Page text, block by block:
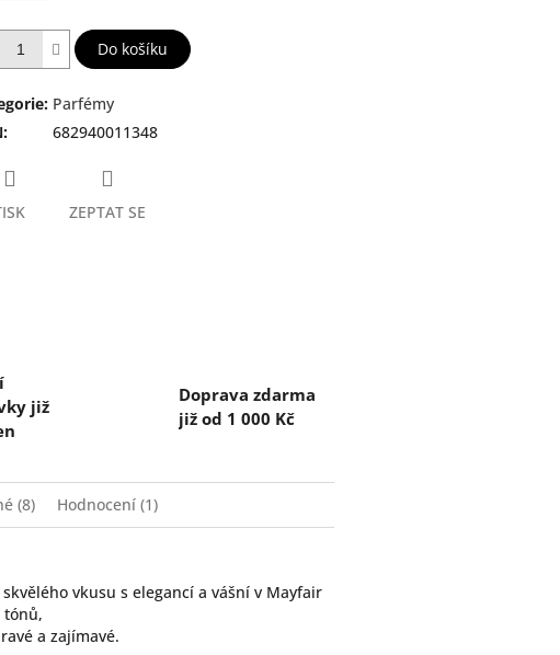
Do košíku
: Parfémy
: 682940011348
ZEPTAT SE
již
Doprava zdarma
již od 1 000 Kč
(8) Hodnocení (1)
vkusu s elegancí a vášní v Mayfair
tónů,
a zajímavé.